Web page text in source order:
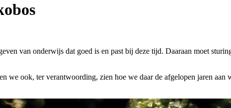
van onderwijs dat goed is en past bij deze tijd. Daaraan moet
we ook, ter verantwoording, zien hoe we daar de afgelopen jaren